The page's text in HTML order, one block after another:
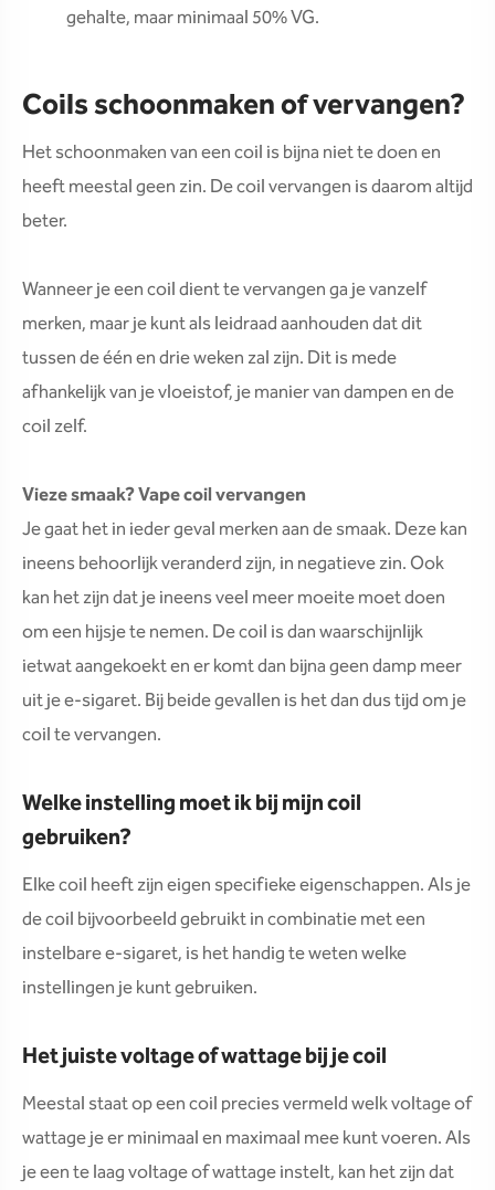
gehalte, maar minimaal 50% VG.
Coils schoonmaken of vervangen?
Het schoonmaken van een coil is bijna niet te doen en
heeft meestal geen zin. De coil vervangen is daarom altijd
beter.
Wanneer je een coil dient te vervangen ga je vanzelf
merken, maar je kunt als leidraad aanhouden dat dit
tussen de één en drie weken zal zijn. Dit is mede
afhankelijk van je vloeistof, je manier van dampen en de
coil zelf.
Vieze smaak? Vape coil vervangen
Je gaat het in ieder geval merken aan de smaak. Deze kan
ineens behoorlijk veranderd zijn, in negatieve zin. Ook
kan het zijn dat je ineens veel meer moeite moet doen
om een hijsje te nemen. De coil is dan waarschijnlijk
ietwat aangekoekt en er komt dan bijna geen damp meer
uit je e-sigaret. Bij beide gevallen is het dan dus tijd om je
coil te vervangen.
Welke instelling moet ik bij mijn coil
gebruiken?
Elke coil heeft zijn eigen specifieke eigenschappen. Als je
de coil bijvoorbeeld gebruikt in combinatie met een
instelbare e-sigaret, is het handig te weten welke
instellingen je kunt gebruiken.
Het juiste voltage of wattage bij je coil
Meestal staat op een coil precies vermeld welk voltage of
wattage je er minimaal en maximaal mee kunt voeren. Als
je een te laag voltage of wattage instelt, kan het zijn dat